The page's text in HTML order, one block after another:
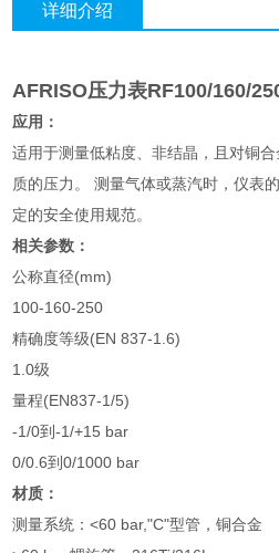
详细介绍
AFRISO压力表RF100/160/
应用：
适用于测量低粘度、非结晶，且对铜
质的压力。 测量气体或蒸汽时，仪表
定的安全使用规范。
相关参数：
公称直径(mm)
100-160-250
精确度等级(EN 837-1.6)
1.0级
量程(EN837-1/5)
-1/0到-1/+15 bar
0/0.6到0/1000 bar
材质：
测量系统：<60 bar,"C"型管，铜合金